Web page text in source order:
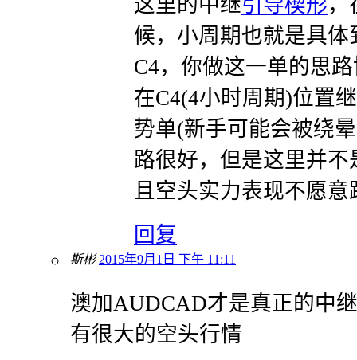
这里的中继引导楔形，
候，小周期也就是具
C4，你做这一单的思
在C4(4小时周期)位置
势单(新手可能会被绕
路很好，但是这里并
且空头实力表现不愿意
回复
斯彬 2015年9月1日 下午 11:11
澳加AUDCAD才是真正的中继
有很大的空头行情